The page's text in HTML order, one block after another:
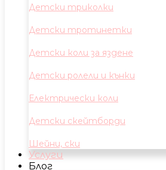
Детски триколки
Детски тротинетки
Детски коли за яздене
Детски ролели и кънки
Електрически коли
Детски скейтборди
Шейни, ски
Услуги
Блог